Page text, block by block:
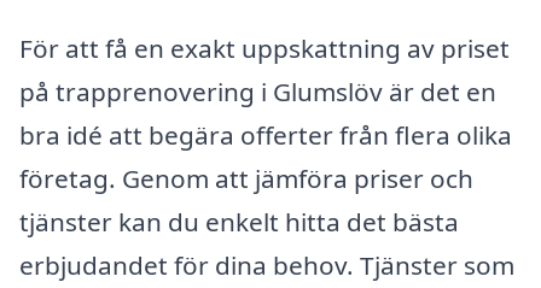
För att få en exakt uppskattning av priset
på trapprenovering i Glumslöv är det en
bra idé att begära offerter från flera olika
företag. Genom att jämföra priser och
tjänster kan du enkelt hitta det bästa
erbjudandet för dina behov. Tjänster som